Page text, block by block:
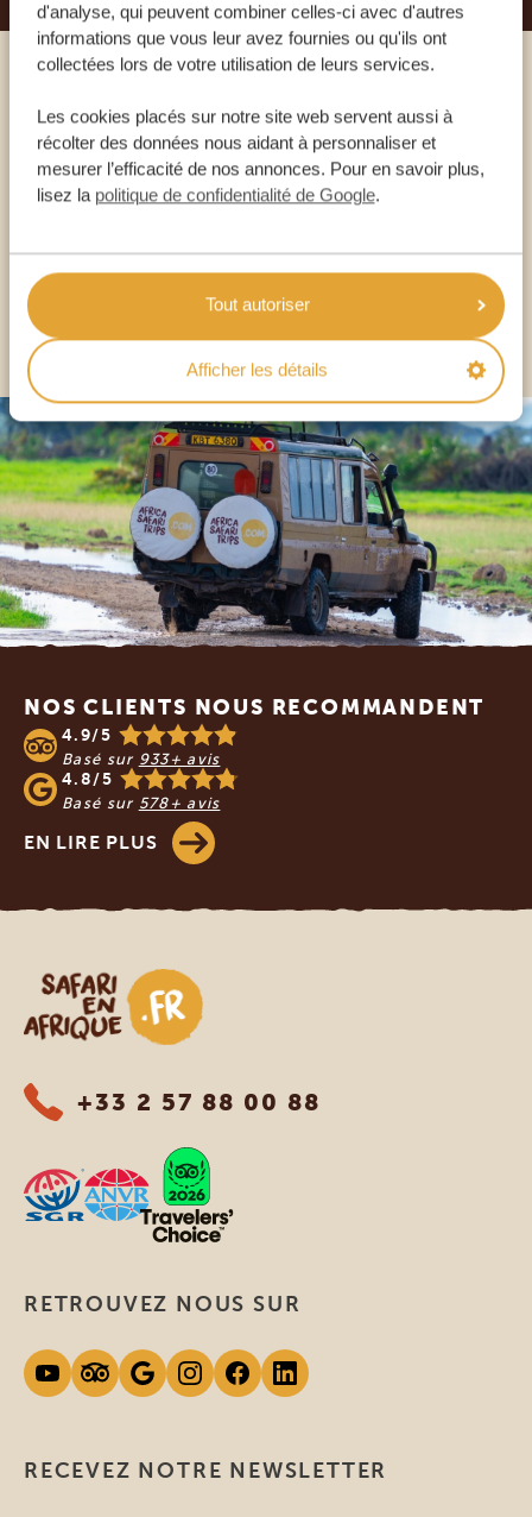
d'analyse, qui peuvent combiner celles-ci avec d'autres
informations que vous leur avez fournies ou qu'ils ont
collectées lors de votre utilisation de leurs services.
Les cookies placés sur notre site web servent aussi à
récolter des données nous aidant à personnaliser et
mesurer l’efficacité de nos annonces. Pour en savoir plus,
lisez la politique de confidentialité de Google.
Tout autoriser
Afficher les détails
Appelez un expert
NOS SPÉCIALISTES SONT LÀ POUR VOUS
FR:+33 2 57 88 00 88
Footer
NOS CLIENTS NOUS RECOMMANDENT
4.9/5
Basé sur 933+ avis
4.8/5
Basé sur 578+ avis
EN LIRE PLUS
Safari en Afrique
+33 2 57 88 00 88
RECEVEZ NOTRE NEWSLETTER
RETROUVEZ NOUS SUR